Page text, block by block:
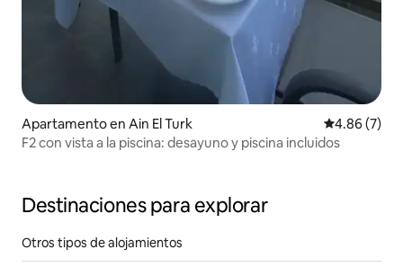
Apartamento en Ain El Turk Calificación
4.86 (7)
F2 con vista a la piscina: desayuno y piscina incluidos
Destinaciones para explorar
Otros tipos de alojamientos